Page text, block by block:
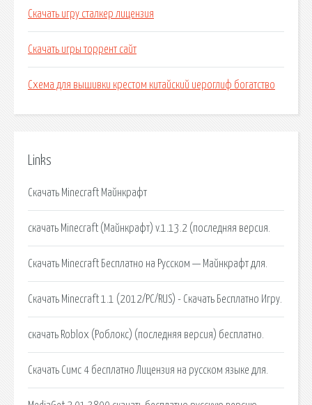
Скачать игру сталкер лицензия
Скачать игры торрент сайт
Схема для вышивки крестом китайский иероглиф богатство
Links
Скачать Minecraft Майнкрафт
скачать Minecraft (Майнкрафт) v.1.13.2 (последняя версия.
Скачать Minecraft Бесплатно на Русском — Майнкрафт для.
Скачать Minecraft 1.1 (2012/PC/RUS) - Скачать Бесплатно Игру.
скачать Roblox (Роблокс) (последняя версия) бесплатно.
Скачать Симс 4 бесплатно Лицензия на русском языке для.